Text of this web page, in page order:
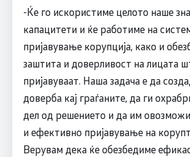
-Ќе го искористиме целото наше
капацитети и ќе работиме на
пријавување корупција, како и
заштита и доверливост на лицата
пријавуваат. Наша задача е да
доверба кај граѓаните, да ги
дел од решението и да им
и ефективно пријавување на
Верувам дека ќе обезбедиме